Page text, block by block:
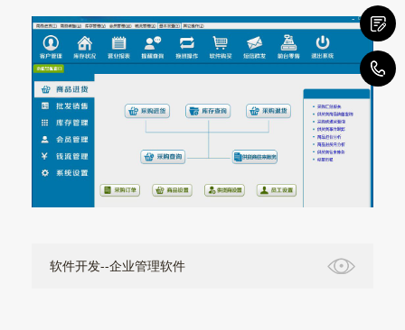
软件开发--企业管理软件